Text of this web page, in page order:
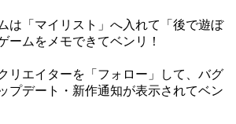
は「マイリスト」へ入れて「後で遊ぼ
ームをメモできてベンリ！
リエイターを「フォロー」して、バグ
プデート・新作通知が表示されてベン